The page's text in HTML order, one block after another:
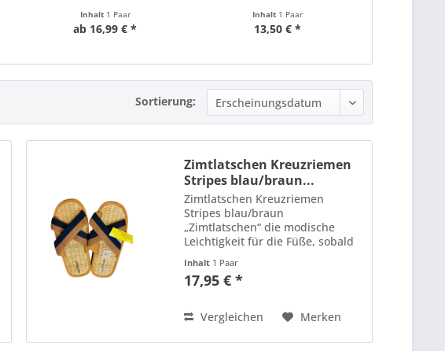
Inhalt 1 Paar
ab 16,99 € *
Inhalt 1 Paar
13,50 € *
Sortierung:
Zimtlatschen Kreuzriemen
Stripes blau/braun...
Zimtlatschen Kreuzriemen
Stripes blau/braun
„Zimtlatschen“ die modische
Leichtigkeit für die Füße, sobald
Straße treffen. Die bequemem
Riemen-Slipper mit einer Sohle,
enthält und...
Inhalt 1 Paar
17,95 € *
Vergleichen Merken